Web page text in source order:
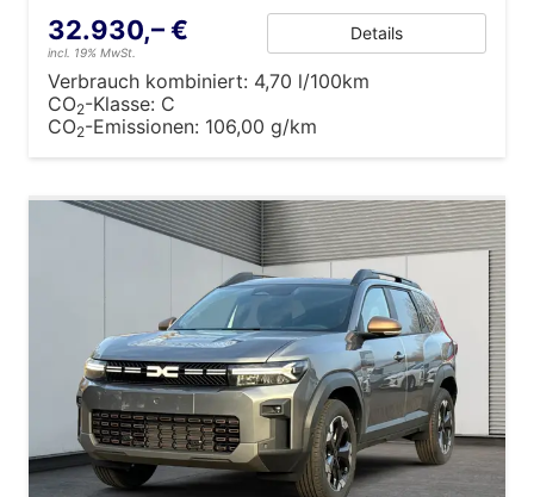
32.930,– €
incl. 19% MwSt.
Details
Verbrauch kombiniert: 4,70 l/100km
CO2-Klasse: C
CO2-Emissionen: 106,00 g/km